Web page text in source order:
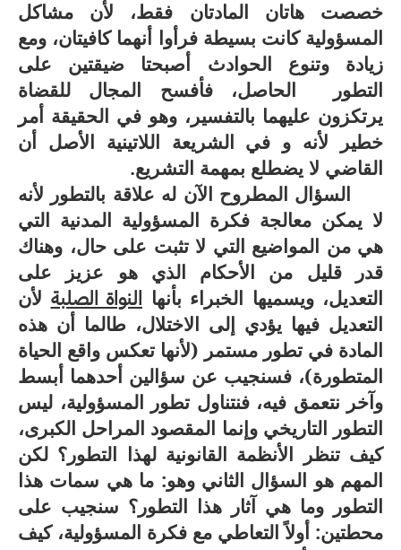
خصصت هاتان المادتان فقط، لأن مشاكل
المسؤولية كانت بسيطة فرأوا أنهما كافيتان، ومع
زيادة وتنوع الحوادث أصبحتا ضيقتين على
التطور الحاصل، فأفسح المجال للقضاة
يرتكزون عليهما بالتفسير، وهو في الحقيقة أمر
خطير لأنه و في الشريعة اللاتينية الأصل أن
القاضي لا يضطلع بمهمة التشريع.
السؤال المطروح الآن له علاقة بالتطور لأنه
لا يمكن معالجة فكرة المسؤولية المدنية التي
هي من المواضيع التي لا تثبت على حال، وهناك
قدر قليل من الأحكام الذي هو عزيز على
التعديل، ويسميها الخبراء بأنها النواة الصلبةلأن
التعديل فيها يؤدي إلى الاختلال، طالما أن هذه
المادة في تطور مستمر (لأنها تعكس واقع الحياة
المتطورة)، فسنجيب عن سؤالين أحدهما أبسط
وآخر نتعمق فيه، فنتناول تطور المسؤولية، ليس
التطور التاريخي وإنما المقصود المراحل الكبرى،
كيف تنظر الأنظمة القانونية لهذا التطور؟ لكن
المهم هو السؤال الثاني وهو: ما هي سمات هذا
التطور وما هي آثار هذا التطور؟ سنجيب على
محطتين: أولاً التعاطي مع فكرة المسؤولية، كيف